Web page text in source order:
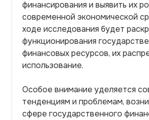
финансирования и выявить их
современной экономической
ходе исследования будет
функционирования
финансовых ресурсов, их
использование.
Особое внимание уделяется
тенденциям и проблемам,
сфере государственного